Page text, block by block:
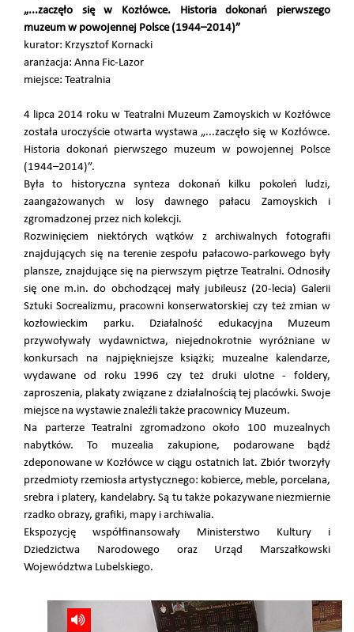
„...zaczęło się w Kozłówce. Historia dokonań pierwszego
muzeum w powojennej Polsce (1944–2014)”
kurator: Krzysztof Kornacki
aranżacja: Anna Fic-Lazor
miejsce: Teatralnia
4 lipca 2014 roku w Teatralni Muzeum Zamoyskich w Kozłówce
została uroczyście otwarta wystawa „...zaczęło się w Kozłówce.
Historia dokonań pierwszego muzeum w powojennej Polsce
(1944–2014)”.
Była to historyczna synteza dokonań kilku pokoleń ludzi,
zaangażowanych w losy dawnego pałacu Zamoyskich i
zgromadzonej przez nich kolekcji.
Rozwinięciem niektórych wątków z archiwalnych fotografii
znajdujących się na terenie zespołu pałacowo-parkowego były
plansze, znajdujące się na pierwszym piętrze Teatralni. Odnosiły
się one m.in. do obchodzącej mały jubileusz (20-lecia) Galerii
Sztuki Socrealizmu, pracowni konserwatorskiej czy też zmian w
kozłowieckim parku. Działalność edukacyjna Muzeum
przywoływały wydawnictwa, niejednokrotnie wyróżniane w
konkursach na najpiękniejsze książki; muzealne kalendarze,
wydawane od roku 1996 czy też druki ulotne - foldery,
zaproszenia, plakaty związane z działalnością tej placówki. Swoje
miejsce na wystawie znaleźli także pracownicy Muzeum.
Na parterze Teatralni zgromadzono około 100 muzealnych
nabytków. To muzealia zakupione, podarowane bądź
zdeponowane w Kozłówce w ciągu ostatnich lat. Zbiór tworzyły
przedmioty rzemiosła artystycznego: kobierce, meble, porcelana,
srebra i platery, kandelabry. Są tu także pokazywane niezmiernie
rzadko obrazy, grafiki, mapy i archiwalia.
Ekspozycję współfinansowały Ministerstwo Kultury i
Dziedzictwa Narodowego oraz Urząd Marszałkowski
Województwa Lubelskiego.